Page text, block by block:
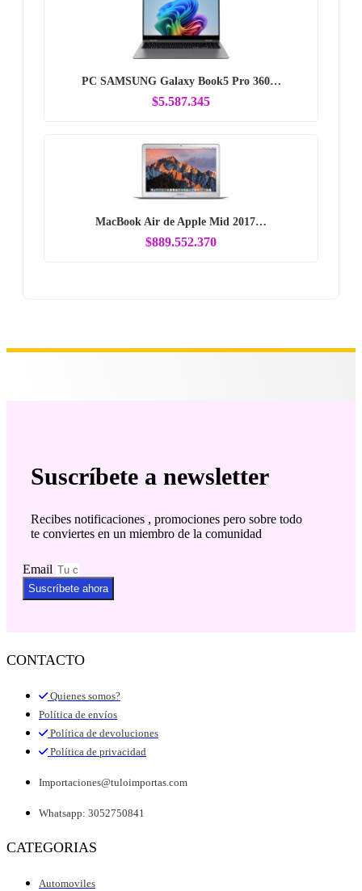
PC SAMSUNG Galaxy Book5 Pro 360…
$5.587.345
MacBook Air de Apple Mid 2017…
$889.552.370
Suscríbete a newsletter
Recibes notificaciones , promociones pero sobre todo
te conviertes en un miembro de la comunidad
Email
Suscríbete ahora
CONTACTO
Quienes somos?
Política de envíos
Política de devoluciones
Política de privacidad
Importaciones@tuloimportas.com
Whatsapp: 3052750841
CATEGORIAS
Automoviles